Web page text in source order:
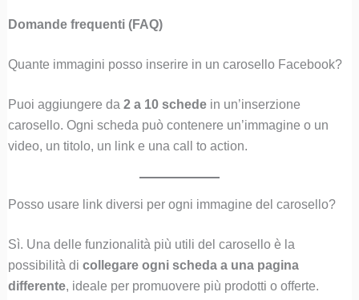
Domande frequenti (FAQ)
Quante immagini posso inserire in un carosello Facebook?
Puoi aggiungere da 2 a 10 schedein un’inserzione
carosello. Ogni scheda può contenere un’immagine o un
video, un titolo, un link e una call to action.
Posso usare link diversi per ogni immagine del carosello?
Sì. Una delle funzionalità più utili del carosello è la
possibilità di collegare ogni scheda a una pagina
differente, ideale per promuovere più prodotti o offerte.